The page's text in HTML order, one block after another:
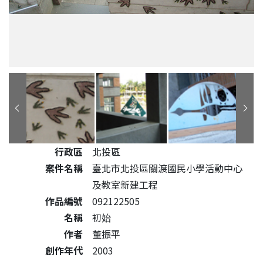
公共藝術作品詳細資料
行政區
北投區
案件名稱
臺北市北投區關渡國民小學活動中心
及教室新建工程
作品編號
092122505
名稱
初始
作者
董振平
創作年代
2003